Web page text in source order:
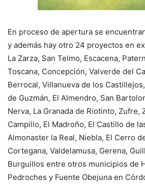
En proceso de apertura se
y además hay otro 24 proyectos en
La Zarza, San Telmo, Escacena,
Toscana, Concepción, Valverde del
Berrocal, Villanueva de los
de Guzmán, El Almendro, San
Nerva, La Granada de Riotinto, Zufre,
Campillo, El Madroño, El Castillo de
Almonaster la Real, Niebla, El Cerro
Cortegana, Valdelamusa, Gerena,
Burguillos entre otros municipios de
Pedroches y Fuente Obejuna en